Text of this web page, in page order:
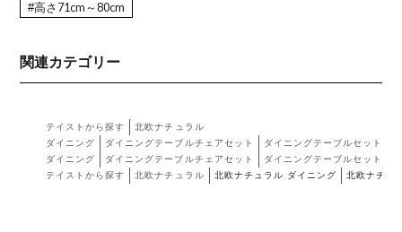
#高さ71cm～80cm
関連カテゴリー
テイストから探す
北欧ナチュラル
ダイニング
ダイニングテーブルチェアセット
ダイニングテーブルセット ベ
ダイニング
ダイニングテーブルチェアセット
ダイニングテーブルセット テ
テイストから探す
北欧ナチュラル 北欧ナチュラル ダイニング 北欧ナチュ